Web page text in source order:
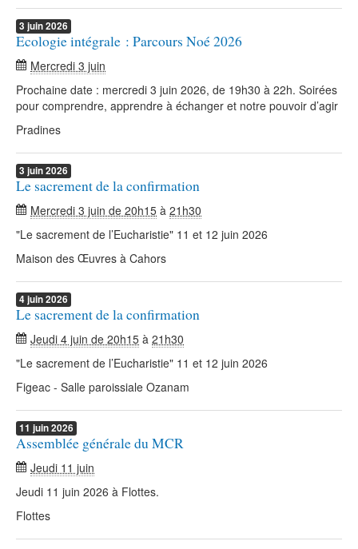
3 juin2026
Ecologie intégrale : Parcours Noé 2026
Mercredi 3 juin
Prochaine date : mercredi 3 juin 2026, de 19h30 à 22h. Soirées
pour comprendre, apprendre à échanger et notre pouvoir d’agir
Pradines
3 juin2026
Le sacrement de la confirmation
Mercredi 3 juin de 20h15 à 21h30
"Le sacrement de l’Eucharistie" 11 et 12 juin 2026
Maison des Œuvres à Cahors
4juin2026
Le sacrement de la confirmation
Jeudi 4 juin de 20h15 à 21h30
"Le sacrement de l’Eucharistie" 11 et 12 juin 2026
Figeac - Salle paroissiale Ozanam
11 juin2026
Assemblée générale du MCR
Jeudi 11 juin
Jeudi 11 juin 2026 à Flottes.
Flottes